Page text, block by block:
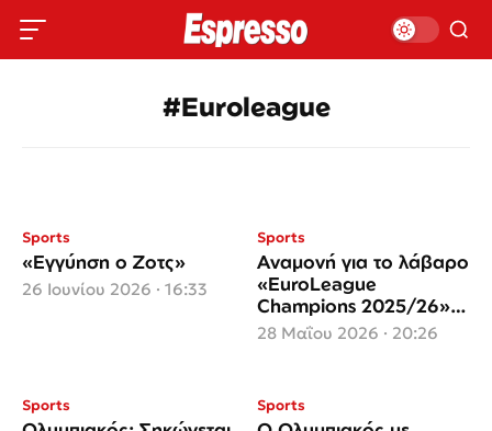
#Euroleague
Sports
«Εγγύηση ο Ζοτς»
26 Ιουνίου 2026 · 16:33
Sports
Αναμονή για το λάβαρο
«EuroLeague
Champions 2025/26»
του Ολυμπιακού
28 Μαΐου 2026 · 20:26
Sports ΝΕΟ
Sports